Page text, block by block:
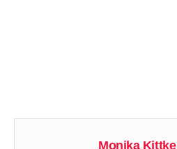
Monika Kittke